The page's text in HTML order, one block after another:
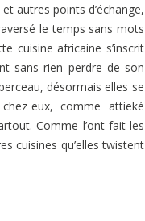
autres points d’échange,
le temps sans mots
cuisine africaine s’inscrit
sans rien perdre de son
désormais elles se
chez eux, comme attieké
Comme l’ont fait les
cuisines qu’elles twistent